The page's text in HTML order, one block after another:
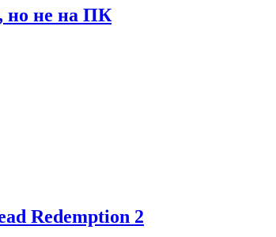
но не на ПК
Redemption 2